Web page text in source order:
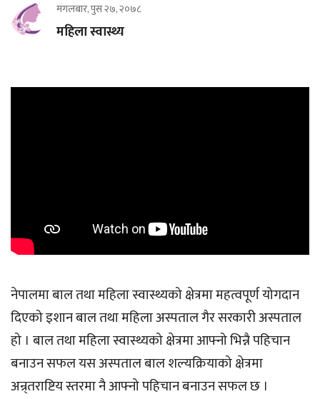
मंगलबार, पुस २७, २०७८
महिला स्वास्थ्य
नेपालमा बाल तथा महिला स्वास्थ्यको क्षेत्रमा महत्वपूर्ण योगदान
दिएको इशान बाल तथा महिला अस्पताल गैर सरकारी अस्पताल
हो । बाल तथा महिला स्वास्थ्यको क्षेत्रमा आफ्नो भिन्नै पहिचान
बनाउन सफल यस अस्पताल बाल शल्यक्रियाको क्षेत्रमा
अन्र्तराष्टिय स्तरमा नै आफ्नो पहिचान बनाउन सफल छ ।